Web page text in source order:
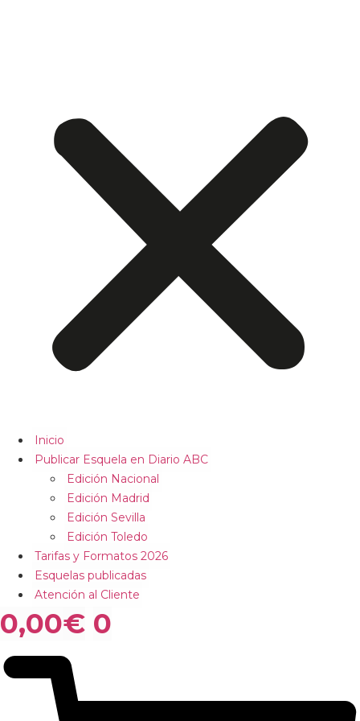
Inicio
Publicar Esquela en Diario ABC
Edición Nacional
Edición Madrid
Edición Sevilla
Edición Toledo
Tarifas y Formatos 2026
Esquelas publicadas
Atención al Cliente
0,00€ 0